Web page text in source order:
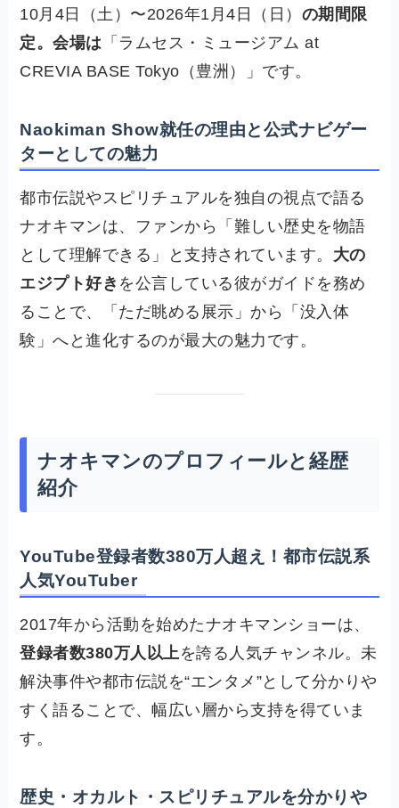
10月4日（土）〜2026年1月4日（日） の期間限
定。会場は 「ラムセス・ミュージアム at
CREVIA BASE Tokyo（豊洲）」です。
Naokiman Show就任の理由と公式ナビゲー
ターとしての魅力
都市伝説やスピリチュアルを独自の視点で語る
ナオキマンは、ファンから「難しい歴史を物語
として理解できる」と支持されています。 大の
エジプト好き を公言している彼がガイドを務め
ることで、「ただ眺める展示」から「没入体
験」へと進化するのが最大の魅力です。
ナオキマンのプロフィールと経歴
紹介
YouTube登録者数380万人超え！都市伝説系
人気YouTuber
2017年から活動を始めたナオキマンショーは、
登録者数380万人以上を誇る人気チャンネル。未
解決事件や都市伝説を“エンタメ”として分かりや
すく語ることで、幅広い層から支持を得ていま
す。
歴史・オカルト・スピリチュアルを分かりや